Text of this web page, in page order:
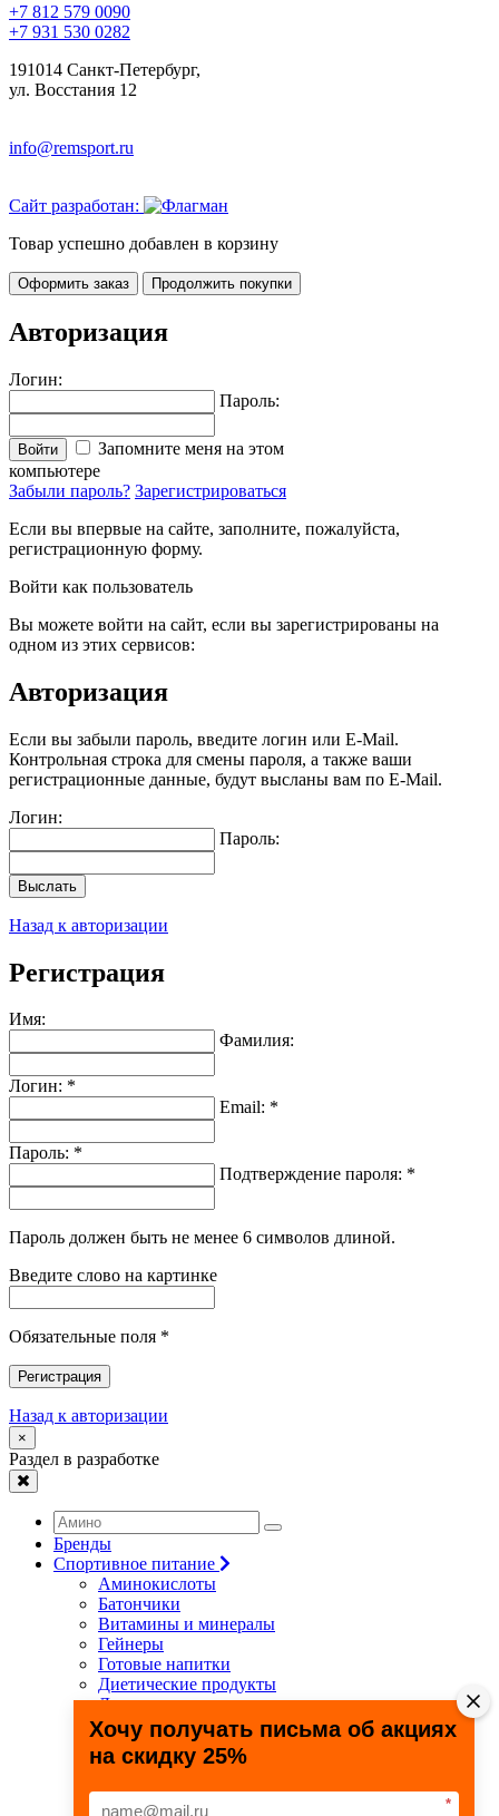
+7 812 579 0090
+7 931 530 0282
191014 Санкт-Петербург,
ул. Восстания 12
info@remsport.ru
Сайт разработан:
Товар успешно добавлен в корзину
Оформить заказ Продолжить покупки
Авторизация
Логин:
Пароль:
Войти
Запомните меня на этом
компьютере
Забыли пароль? Зарегистрироваться
Если вы впервые на сайте, заполните, пожалуйста,
регистрационную форму.
Войти как пользователь
Вы можете войти на сайт, если вы зарегистрированы на
одном из этих сервисов:
Авторизация
Если вы забыли пароль, введите логин или E-Mail.
Контрольная строка для смены пароля, а также ваши
регистрационные данные, будут высланы вам по E-Mail.
Логин:
Пароль:
Выслать
Назад к авторизации
Регистрация
Имя:
Фамилия:
Логин: *
Email: *
Пароль: *
Подтверждение пароля: *
Пароль должен быть не менее 6 символов длиной.
Введите слово на картинке
Обязательные поля *
Регистрация
Назад к авторизации
×
Раздел в разработке
Бренды
Спортивное питание
Аминокислоты
Батончики
Витамины и минералы
Гейнеры
Готовые напитки
Диетические продукты
Для связок и суставов
Жиросжигатели
Здоровье и долголетие
Креатин
Специальные препараты
Хочу получать письма об акциях
на скидку 25%
*